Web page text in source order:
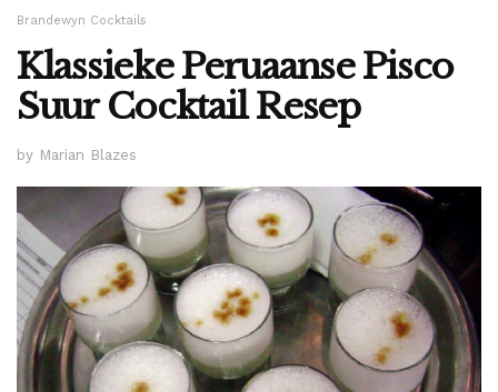
Brandewyn Cocktails
Klassieke Peruaanse Pisco
Suur Cocktail Resep
by Marian Blazes